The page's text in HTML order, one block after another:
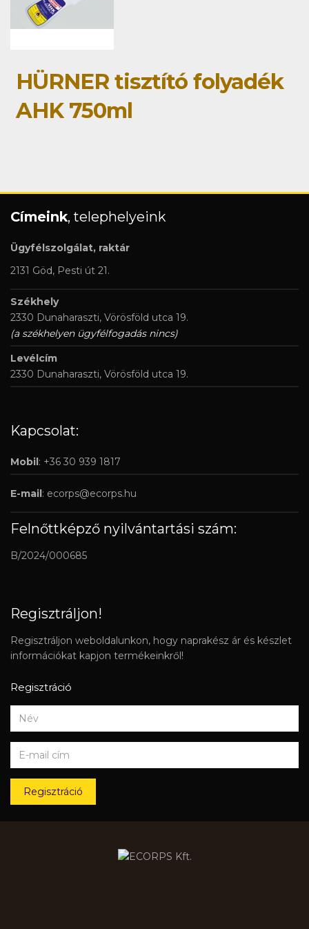
HÜRNER tisztító folyadék
AHK 750ml
Címeink, telephelyeink
Ügyfélszolgálat, raktár
2131 Göd, Pesti út 21.
Székhely
2330 Dunaharaszti, Vörösföld utca 19.
(a székhelyen ügyfélfogadás nincs)
Levélcím
2330 Dunaharaszti, Vörösföld utca 19.
Kapcsolat:
Mobil: +36 30 939 1817
E-mail: ecorps@ecorps.hu
Felnőttképző nyilvántartási szám:
B/2024/000685
Regisztráljon!
Regisztráljon weboldalunkon, hogy naprakész ár és készlet
információkat kapjon termékeinkről!
Regisztráció
Regisztráció